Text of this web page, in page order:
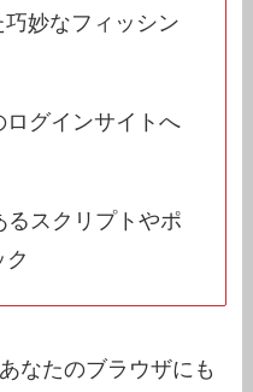
巧妙なフィッシン
ログインサイトへ
るスクリプトやポ
ク
なたのブラウザにも